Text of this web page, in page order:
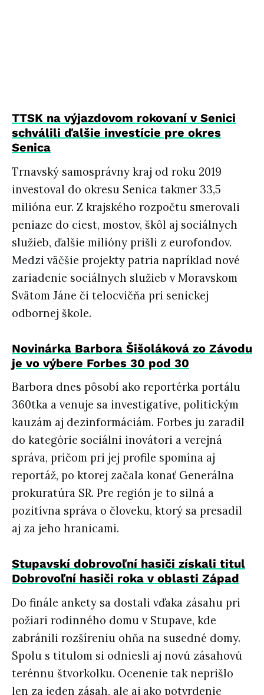
TTSK na výjazdovom rokovaní v Senici
schválili ďalšie investície pre okres
Senica
Trnavský samosprávny kraj od roku 2019
investoval do okresu Senica takmer 33,5
milióna eur. Z krajského rozpočtu smerovali
peniaze do ciest, mostov, škôl aj sociálnych
služieb, ďalšie milióny prišli z eurofondov.
Medzi väčšie projekty patria napríklad nové
zariadenie sociálnych služieb v Moravskom
Svätom Jáne či telocvičňa pri senickej
odbornej škole.
Novinárka Barbora Šišoláková zo Závodu
je vo výbere Forbes 30 pod 30
Barbora dnes pôsobí ako reportérka portálu
360tka a venuje sa investigatíve, politickým
kauzám aj dezinformáciám. Forbes ju zaradil
do kategórie sociálni inovátori a verejná
správa, pričom pri jej profile spomína aj
reportáž, po ktorej začala konať Generálna
prokuratúra SR. Pre región je to silná a
pozitívna správa o človeku, ktorý sa presadil
aj za jeho hranicami.
Stupavskí dobrovoľní hasiči získali titul
Dobrovoľní hasiči roka v oblasti Západ
Do finále ankety sa dostali vďaka zásahu pri
požiari rodinného domu v Stupave, kde
zabránili rozšíreniu ohňa na susedné domy.
Spolu s titulom si odniesli aj novú zásahovú
terénnu štvorkolku. Ocenenie tak neprišlo
len za jeden zásah, ale aj ako potvrdenie